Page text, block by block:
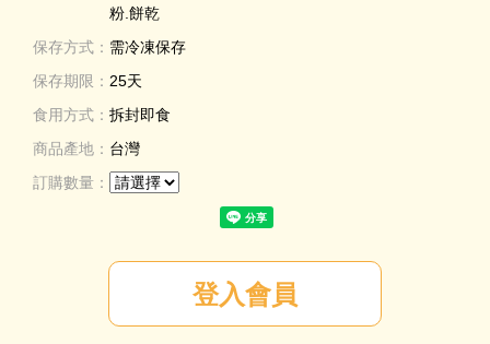
粉.餅乾
保存方式： 需冷凍保存
保存期限： 25天
食用方式： 拆封即食
商品產地： 台灣
訂購數量：